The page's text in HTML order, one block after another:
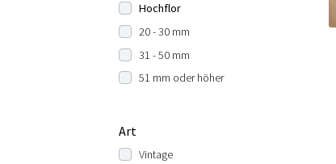
Hochflor
20 - 30 mm
31 - 50 mm
51 mm oder höher
Art
Vintage